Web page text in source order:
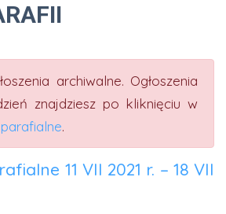
archiwalne. Ogłoszenia
znajdziesz po kliknięciu w
.
11 VII 2021 r. – 18 VII